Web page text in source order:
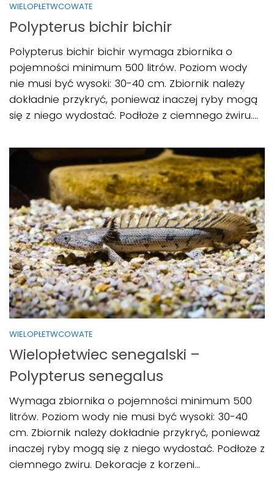
WIELOPŁETWCOWATE
Polypterus bichir bichir
Polypterus bichir bichir wymaga zbiornika o
pojemności minimum 500 litrów. Poziom wody
nie musi być wysoki: 30-40 cm. Zbiornik należy
dokładnie przykryć, ponieważ inaczej ryby mogą
się z niego wydostać. Podłoże z ciemnego żwiru....
WIELOPŁETWCOWATE
Wielopłetwiec senegalski –
Polypterus senegalus
Wymaga zbiornika o pojemności minimum 500
litrów. Poziom wody nie musi być wysoki: 30-40
cm. Zbiornik należy dokładnie przykryć, ponieważ
inaczej ryby mogą się z niego wydostać. Podłoże z
ciemnego żwiru. Dekoracje z korzeni...